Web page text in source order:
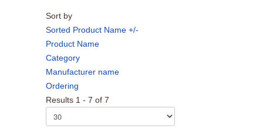
Sort by
Sorted Product Name +/-
Product Name
Category
Manufacturer name
Ordering
Results 1 - 7 of 7